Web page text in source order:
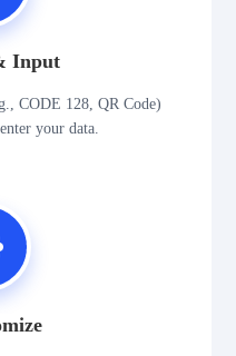
Input
CODE 128, QR Code)
your data.